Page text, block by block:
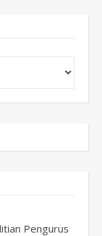
Pengurus